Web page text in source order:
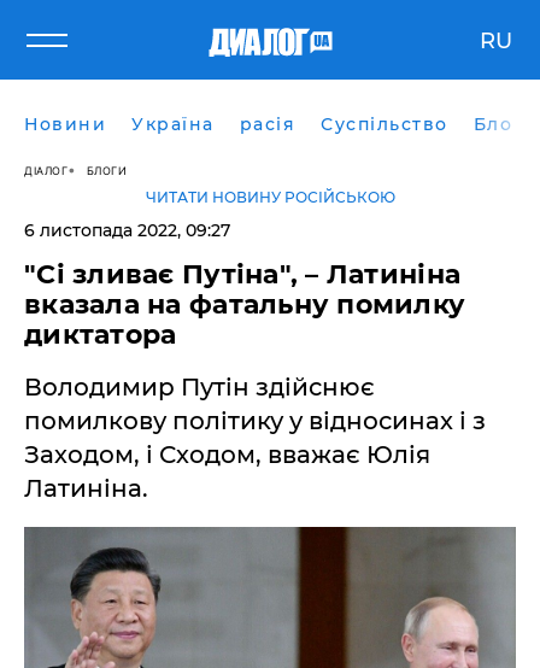
RU
Новини Україна расія Суспільство Блоги
ДІАЛОГ БЛОГИ
ЧИТАТИ НОВИНУ РОСІЙСЬКОЮ
6 листопада 2022, 09:27
"Сі зливає Путіна", – Латиніна
вказала на фатальну помилку
диктатора
Володимир Путін здійснює
помилкову політику у відносинах і з
Заходом, і Сходом, вважає Юлія
Латиніна.